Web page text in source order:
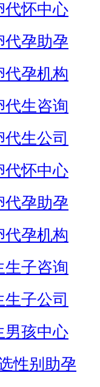
代怀中心
代孕助孕
代孕机构
代生咨询
代生公司
代怀中心
代孕助孕
代孕机构
生子咨询
子公司
男孩中心
性别助孕